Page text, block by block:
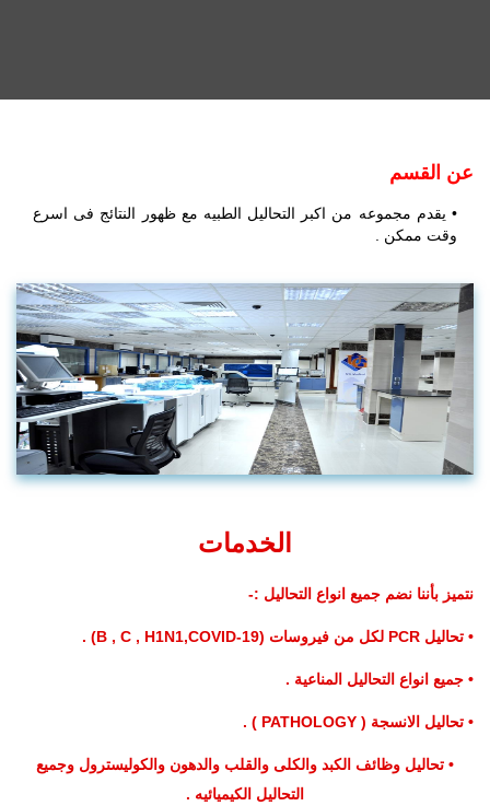
عن القسم
• يقدم مجموعه من اكبر التحاليل الطبيه مع ظهور النتائج فى اسرع
وقت ممكن .
الخدمات
نتميز بأننا نضم جميع انواع التحاليل :-
• تحاليل PCR لكل من فيروسات (B , C , H1N1,COVID-19) .
• جميع انواع التحاليل المناعية .
• تحاليل الانسجة ( PATHOLOGY ) .
• تحاليل وظائف الكبد والكلى والقلب والدهون والكوليسترول وجميع
التحاليل الكيميائيه .